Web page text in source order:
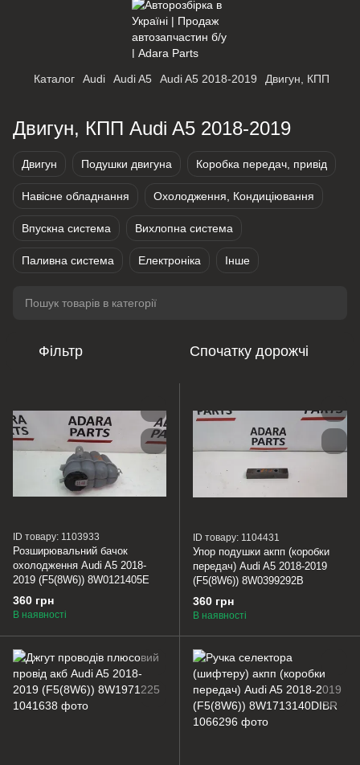
Каталог Audi Audi A5 Audi A5 2018-2019 Двигун, КПП
Двигун, КПП Audi A5 2018-2019
Двигун Подушки двигуна Коробка передач, привід
Навісне обладнання Охолодження, Кондиціювання
Впускна система Вихлопна система
Паливна система Електроніка Інше
Фільтр Спочатку дорожчі
ID товару: 1103933
Розширювальний бачок
охолодження Audi A5 2018-
2019 (F5(8W6)) 8W0121405E
360 грн
В наявності
ID товару: 1104431
Упор подушки акпп (коробки
передач) Audi A5 2018-2019
(F5(8W6)) 8W0399292B
360 грн
В наявності